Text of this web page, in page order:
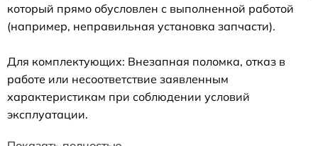
который прямо обусловлен с выполненной работой
(например, неправильная установка запчасти).
Для комплектующих: Внезапная поломка, отказ в
работе или несоответствие заявленным
характеристикам при соблюдении условий
эксплуатации.